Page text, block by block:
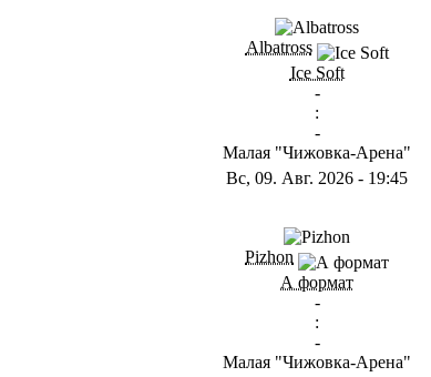
Albatross
Ice Soft
-
:
-
Малая "Чижовка-Арена"
Вс, 09. Авг. 2026 - 19:45
Pizhon
А формат
-
:
-
Малая "Чижовка-Арена"